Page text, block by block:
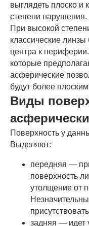
выглядеть плоско и
степени нарушения.
При высокой
классические
центра к
которые
асферические
будут более
Виды
Поверхность у
Выделяют:
передняя —
поверхность
утолщение от
задняя — идет